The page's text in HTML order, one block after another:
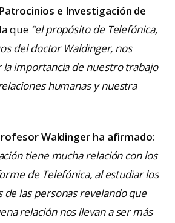
e Investigación de
que “el propósito de Telefónica,
del doctor Waldinger, nos
la importancia de nuestro trabajo
humanas y nuestra
Waldinger ha afirmado:
tiene mucha relación con los
de Telefónica, al estudiar los
de las personas revelando que
relación nos llevan a ser más